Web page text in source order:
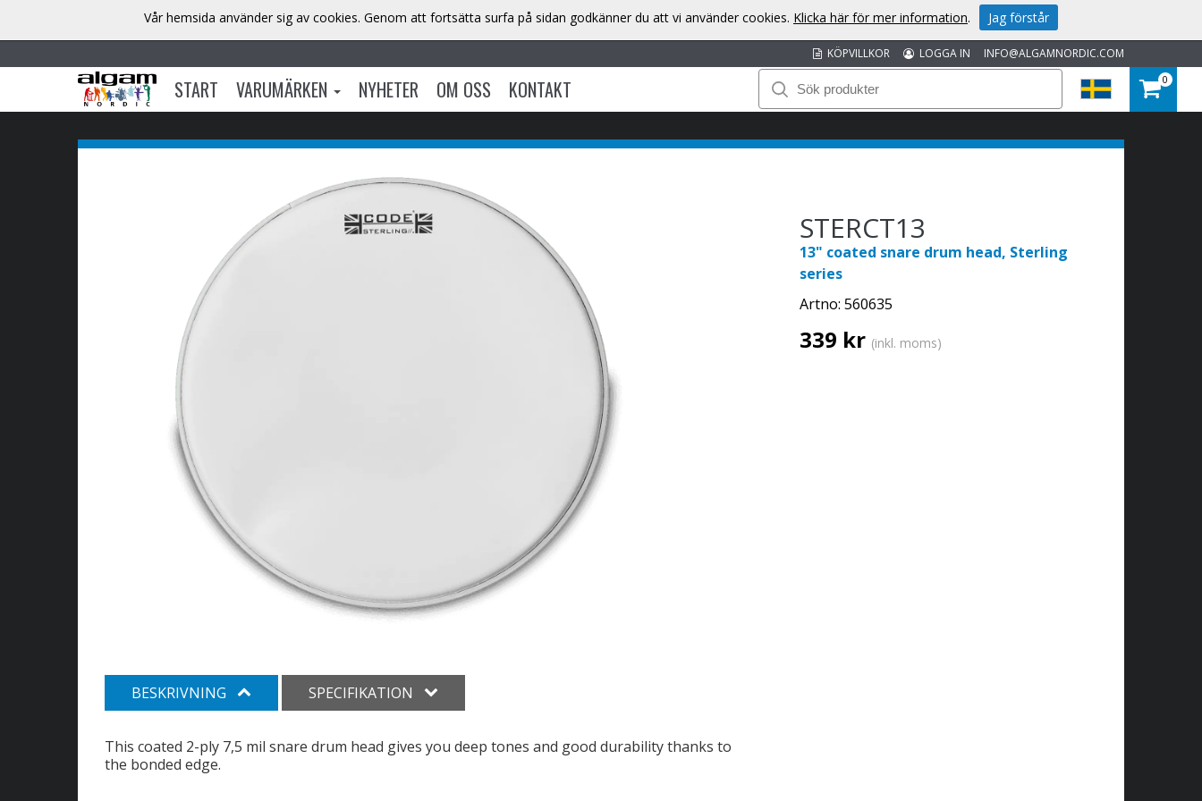
INFO@ALGAMNORDIC.COM
LOGGA IN
KÖPVILLKOR
START VARUMÄRKEN NYHETER OM OSS KONTAKT 0
STERCT13
13" coated snare drum head, Sterling
series
Artno: 560635
339 kr (inkl. moms)
BESKRIVNING SPECIFIKATION
This coated 2-ply 7,5 mil snare drum head gives you deep tones and good durability thanks to
the bonded edge.
Vår hemsida använder sig av cookies. Genom att fortsätta surfa på sidan godkänner du att vi använder cookies. Klicka här för mer information. Jag förstår